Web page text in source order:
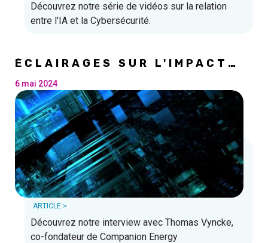
Découvrez notre série de vidéos sur la relation
entre l'IA et la Cybersécurité.
ÉCLAIRAGES SUR L'IMPACT
DURABLES
6 mai 2024
ARTICLE >
Découvrez notre interview avec Thomas Vyncke,
co-fondateur de Companion Energy